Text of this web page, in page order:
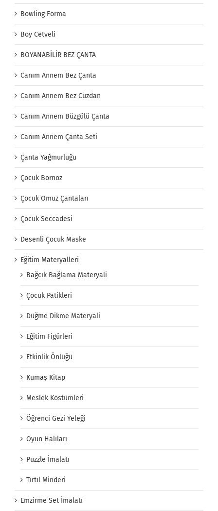
Bowling Forma
Boy Cetveli
BOYANABİLİR BEZ ÇANTA
Canım Annem Bez Çanta
Canım Annem Bez Cüzdan
Canım Annem Büzgülü Çanta
Canım Annem Çanta Seti
Çanta Yağmurluğu
Çocuk Bornoz
Çocuk Omuz Çantaları
Çocuk Seccadesi
Desenli Çocuk Maske
Eğitim Materyalleri
Bağcık Bağlama Materyali
Çocuk Patikleri
Düğme Dikme Materyali
Eğitim Figürleri
Etkinlik Önlüğü
Kumaş Kitap
Meslek Köstümleri
Öğrenci Gezi Yeleği
Oyun Halıları
Puzzle İmalatı
Tırtıl Minderi
Emzirme Set İmalatı